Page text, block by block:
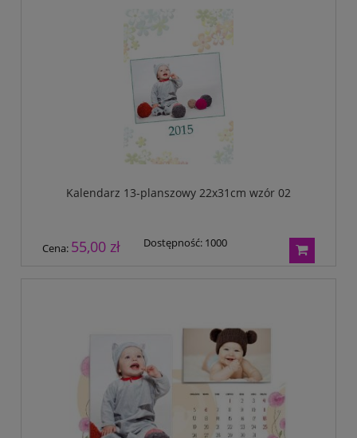
Kalendarz 13-planszowy 22x31cm wzór 02
Cena: 55,00 zł Dostępność: 1000